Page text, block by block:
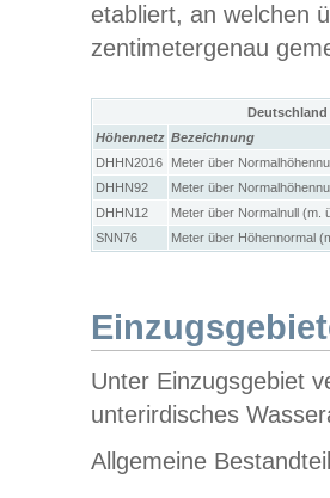
etabliert, an welchen
zentimetergenau
Höhennetz Bezeichnung
DHHN2016
Meter über
DHHN92
Meter über
DHHN12
Meter über Normalnull (m.
SNN76
Meter über Höhennormal
Unter Einzugsgebiet
unterirdisches
Allgemeine